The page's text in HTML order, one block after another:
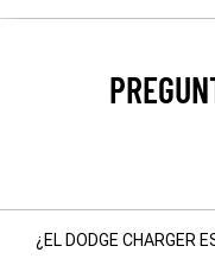
¿EL DODGE CHARGER